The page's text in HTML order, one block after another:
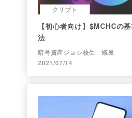
クリプト
【初心者向け】$MCHCの
法
暗号資産ジョシ校生 蟻巣
2021/07/14